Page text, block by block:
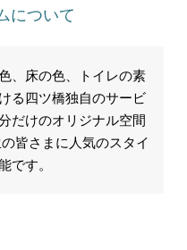
について
、床の色、トイレの素
る四ツ橋独自のサービ
だけのオリジナル空間
皆さまに人気のスタイ
です。